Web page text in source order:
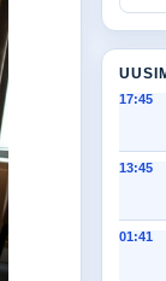
17:45
13:45
01:41